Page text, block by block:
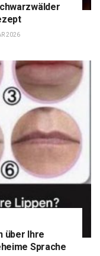
2026
über Ihre
Sprache